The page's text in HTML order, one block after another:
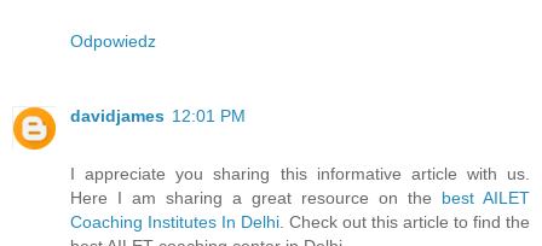
Odpowiedz
davidjames 12:01 PM
I appreciate you sharing this informative article with us.
Here I am sharing a great resource on the best AILET
Coaching Institutes In Delhi . Check out this article to find the